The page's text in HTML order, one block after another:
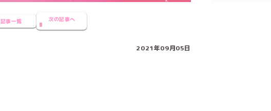
記事一覧 次の記事へ
2021年09月05日